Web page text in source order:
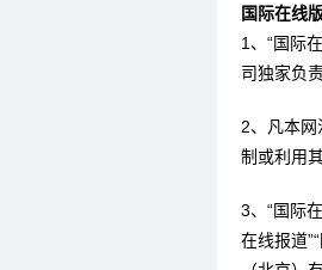
国际在线
1、“国际
司独家负
2、凡本网
制或利用
3、“国际
在线报道